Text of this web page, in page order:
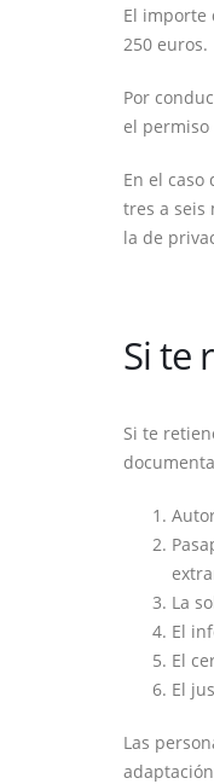
El importe
250 euros.
Por
el
En el
tres a seis
la de
Si te
Si te
La
El
El
El
Las